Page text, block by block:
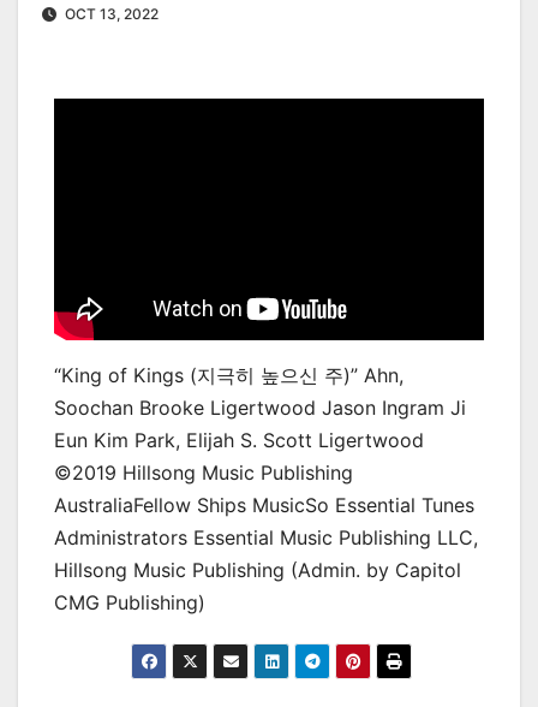
OCT 13, 2022
“King of Kings (지극히 높으신 주)” Ahn,
Soochan Brooke Ligertwood Jason Ingram Ji
Eun Kim Park, Elijah S. Scott Ligertwood
©2019 Hillsong Music Publishing
AustraliaFellow Ships MusicSo Essential Tunes
Administrators Essential Music Publishing LLC,
Hillsong Music Publishing (Admin. by Capitol
CMG Publishing)